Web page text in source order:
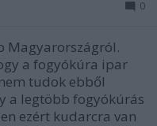
0
Magyarországról.
a fogyókúra ipar
tudok ebből
a legtöbb fogyókúrás
ezért kudarcra van